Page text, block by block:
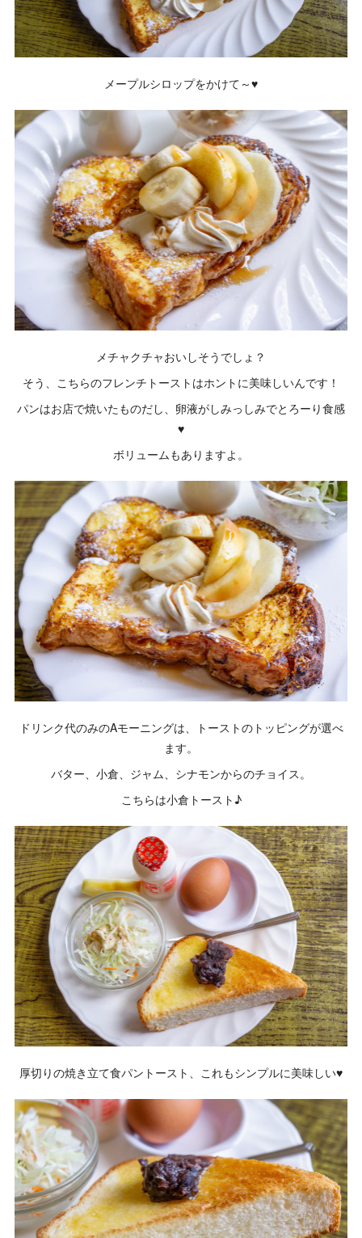
メープルシロップをかけて～♥
メチャクチャおいしそうでしょ？
そう、こちらのフレンチトーストはホントに美味しいんです！
パンはお店で焼いたものだし、卵液がしみっしみでとろーり食感
♥
ボリュームもありますよ。
ドリンク代のみのAモーニングは、トーストのトッピングが選べ
ます。
バター、小倉、ジャム、シナモンからのチョイス。
こちらは小倉トースト♪
厚切りの焼き立て食パントースト、これもシンプルに美味しい♥